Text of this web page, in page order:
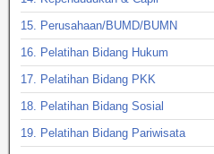
15. Perusahaan/BUMD/BUMN
16. Pelatihan Bidang Hukum
17. Pelatihan Bidang PKK
18. Pelatihan Bidang Sosial
19. Pelatihan Bidang Pariwisata